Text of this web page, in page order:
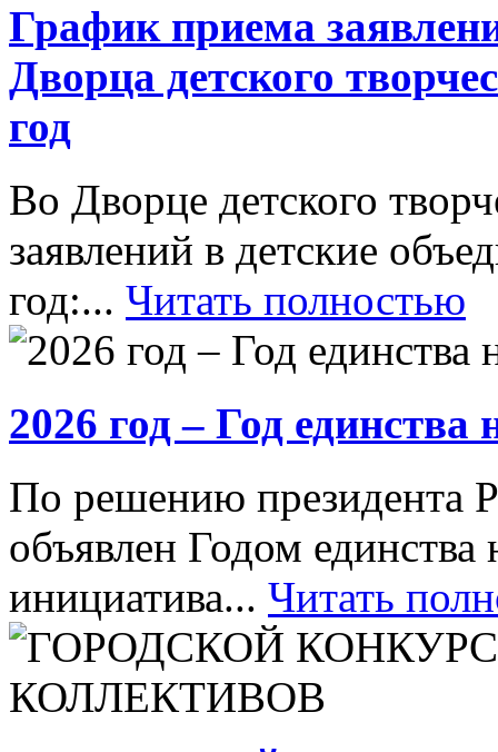
График приема
Дворца детского
год
Во Дворце детского
заявлений в детские
год:... Читать полностью
2026 год – Год единства
По решению президента
объявлен Годом
инициатива... Читать